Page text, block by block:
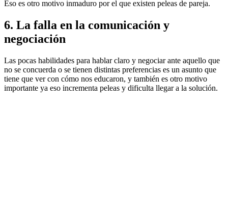
Eso es otro motivo inmaduro por el que existen peleas de pareja.
6. La falla en la comunicación y
negociación
Las pocas habilidades para hablar claro y negociar ante aquello que
no se concuerda o se tienen distintas preferencias es un asunto que
tiene que ver con cómo nos educaron, y también es otro motivo
importante ya eso incrementa peleas y dificulta llegar a la solución.